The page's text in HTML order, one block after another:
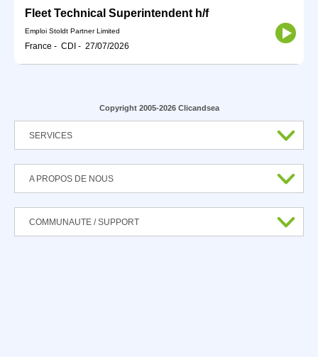
Fleet Technical Superintendent h/f
Emploi Stoldt Partner Limited
France - CDI - 27/07/2026
Copyright 2005-2026 Clicandsea
SERVICES
A PROPOS DE NOUS
COMMUNAUTE / SUPPORT